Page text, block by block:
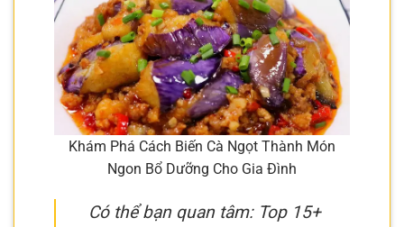
Khám Phá Cách Biến Cà Ngọt Thành Món
Ngon Bổ Dưỡng Cho Gia Đình
Có thể bạn quan tâm: Top 15+